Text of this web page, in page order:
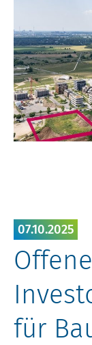
07.10.2025
für